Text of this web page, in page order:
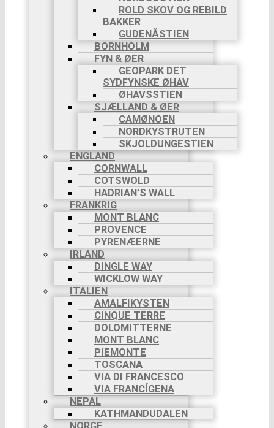
ROLD SKOV OG REBILD
BAKKER
GUDENÅSTIEN
BORNHOLM
FYN & ØER
GEOPARK DET
SYDFYNSKE ØHAV
ØHAVSSTIEN
SJÆLLAND & ØER
CAMØNOEN
NORDKYSTRUTEN
SKJOLDUNGESTIEN
ENGLAND
CORNWALL
COTSWOLD
HADRIAN’S WALL
FRANKRIG
MONT BLANC
PROVENCE
PYRENÆERNE
IRLAND
DINGLE WAY
WICKLOW WAY
ITALIEN
AMALFIKYSTEN
CINQUE TERRE
DOLOMITTERNE
MONT BLANC
PIEMONTE
TOSCANA
VIA DI FRANCESCO
VIA FRANCÍGENA
NEPAL
KATHMANDUDALEN